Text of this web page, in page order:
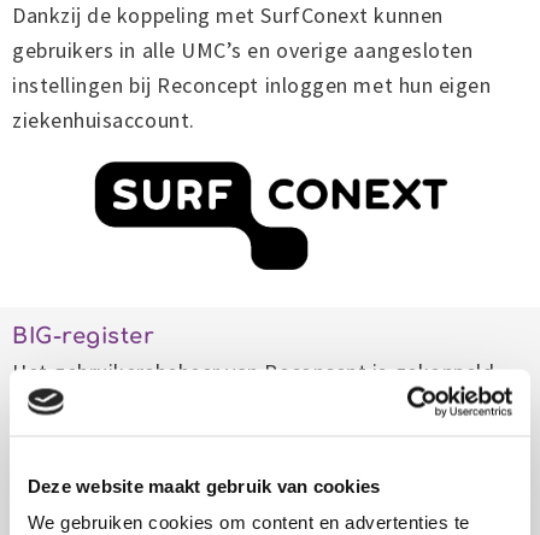
Deze website maakt gebruik van cookies
We gebruiken cookies om content en advertenties te
Dankzij de koppeling met SurfConext kunnen
gebruikers in alle UMC’s en overige aangesloten
instellingen bij Reconcept inloggen met hun eigen
ziekenhuisaccount.
BIG-register
Het gebruikersbeheer van Reconcept is gekoppeld
aan het officiële BIG-register, zodat we er zeker van